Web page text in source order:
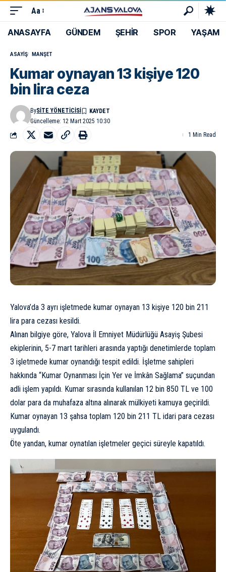
Aa
ANASAYFA GÜNDEM ŞEHİR SPOR YAŞAM
ASAYIŞ MANŞET
Kumar oynayan 13 kişiye 120
bin lira ceza
Güncelleme: 12 Mart 2025 10:30
BySITE YÖNETICISI
1 Min Read
Yalova’da 3 ayrı işletmede kumar oynayan 13 kişiye 120 bin 211
lira para cezası kesildi.
Alınan bilgiye göre, Yalova İl Emniyet Müdürlüğü Asayiş Şubesi
ekiplerinin, 5-7 mart tarihleri arasında yaptığı denetimlerde toplam
3 işletmede kumar oynandığı tespit edildi. İşletme sahipleri
hakkında “Kumar Oynanması İçin Yer ve İmkân Sağlama” suçundan
adli işlem yapıldı. Kumar sırasında kullanılan 12 bin 850 TL ve 100
dolar para da muhafaza altına alınarak mülkiyeti kamuya geçirildi.
Kumar oynayan 13 şahsa toplam 120 bin 211 TL idari para cezası
uygulandı.
Öte yandan, kumar oynatılan işletmeler geçici süreyle kapatıldı.